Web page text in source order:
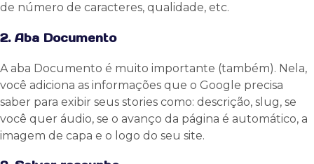
de número de caracteres, qualidade, etc.
2. Aba Documento
A aba Documento é muito importante (também). Nela,
você adiciona as informações que o Google precisa
saber para exibir seus stories como: descrição, slug, se
você quer áudio, se o avanço da página é automático, a
imagem de capa e o logo do seu site.